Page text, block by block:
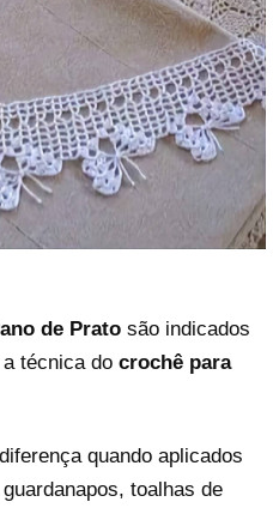
de Prato são indicados
técnica do crochê para
quando aplicados
toalhas de